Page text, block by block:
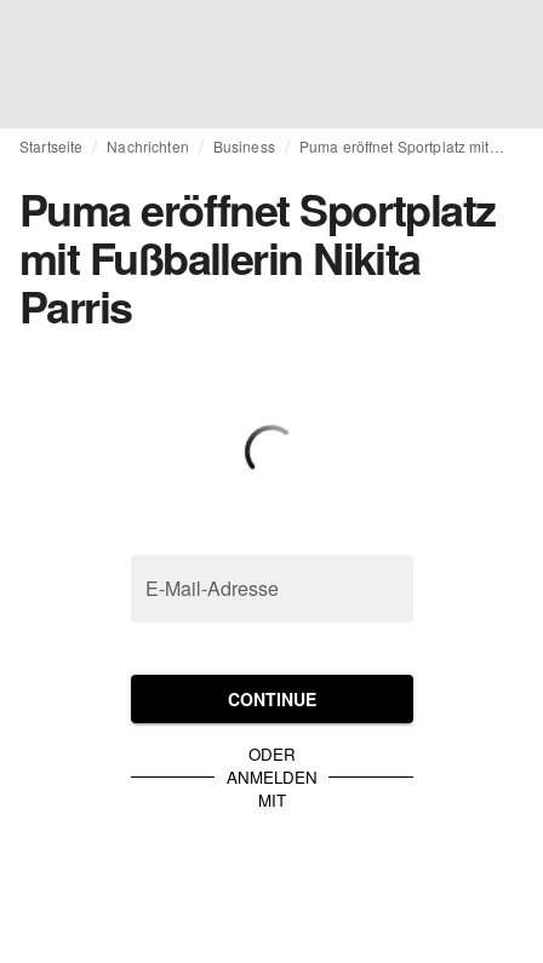
Startseite Nachrichten Business
Puma eröffnet Sportplatz
mit Fußballerin Nikita
Parris
E-Mail-Adresse
CONTINUE
ODER
ANMELDEN
MIT